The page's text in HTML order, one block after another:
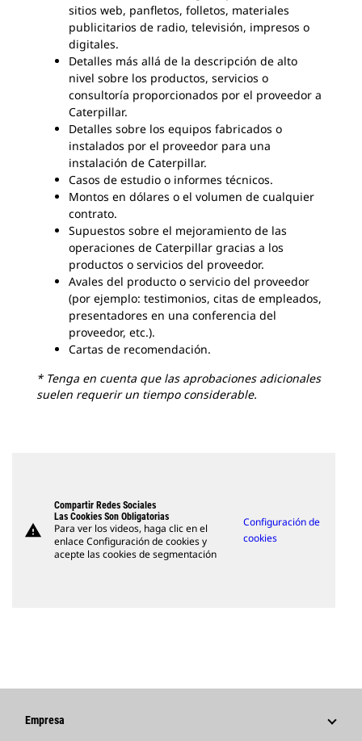
sitios web, panfletos, folletos, materiales
publicitarios de radio, televisión, impresos o
digitales.
Detalles más allá de la descripción de alto
nivel sobre los productos, servicios o
consultoría proporcionados por el proveedor a
Caterpillar.
Detalles sobre los equipos fabricados o
instalados por el proveedor para una
instalación de Caterpillar.
Casos de estudio o informes técnicos.
Montos en dólares o el volumen de cualquier
contrato.
Supuestos sobre el mejoramiento de las
operaciones de Caterpillar gracias a los
productos o servicios del proveedor.
Avales del producto o servicio del proveedor
(por ejemplo: testimonios, citas de empleados,
presentadores en una conferencia del
proveedor, etc.).
Cartas de recomendación.
* Tenga en cuenta que las aprobaciones adicionales
suelen requerir un tiempo considerable.
warning
Compartir Redes Sociales
Las Cookies Son Obligatorias
Para ver los videos, haga clic en el
enlace Configuración de cookies y
acepte las cookies de segmentación
Configuración de
cookies
Empresa